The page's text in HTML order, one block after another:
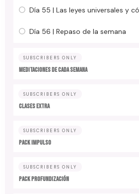
Día 55 | Las leyes universales y
Día 56 | Repaso de la semana
SUBSCRIBERS ONLY
MEDITACIONES DE CADA SEMANA
SUBSCRIBERS ONLY
CLASES EXTRA
SUBSCRIBERS ONLY
PACK IMPULSO
SUBSCRIBERS ONLY
PACK PROFUNDIZACIÓN